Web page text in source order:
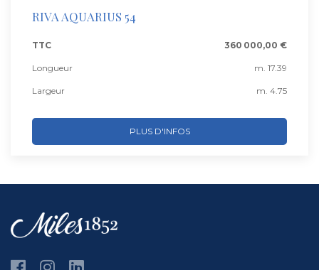
RIVA AQUARIUS 54
TTC 360 000,00 €
Longueur m. 17.39
Largeur m. 4.75
PLUS D'INFOS